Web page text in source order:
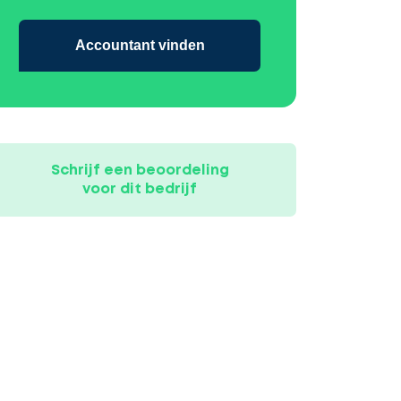
Accountant vinden
Schrijf een beoordeling
voor dit bedrijf